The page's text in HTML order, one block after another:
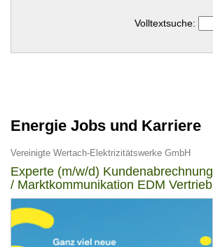
Volltextsuche:
Energie Jobs und Karriere
Vereinigte Wertach-Elektrizitätswerke GmbH
Experte (m/w/d) Kundenabrechnung
/ Marktkommunikation EDM Vertrieb